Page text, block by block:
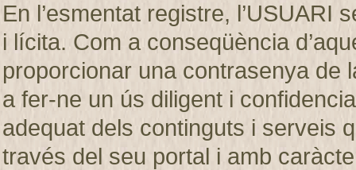
En l’esmentat registre, l’USUARI
i lícita. Com a conseqüència
proporcionar una contrasenya de
a fer-ne un ús diligent i
adequat dels continguts i serveis
través del seu portal i amb